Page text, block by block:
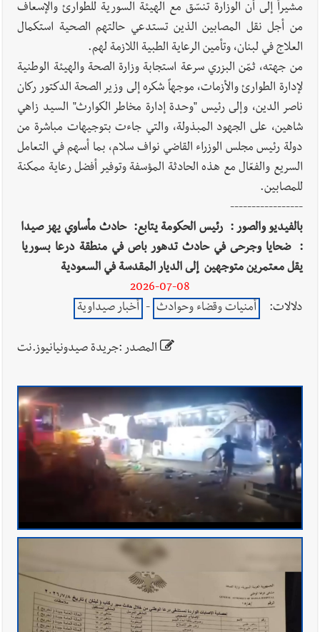
مشيراً إلى أن الوزارة تنسّق مع الهيئة السورية للطوارئ والإسعاف
من أجل نقل المصابين الذين تستدعي حالتهم الصحية استكمال
العلاج في لبنان، وتأمين الرعاية الطبية اللازمة لهم.
من جهته، ثمّن البزري سرعة استجابة وزارة الصحة والهيئة الوطنية
لإدارة الطوارئ والأزمات، موجهاً شكره إلى وزير الصحة الدكتور ركان
ناصر الدين، وإلى رئيس "وحدة إدارة مخاطر الكوارث" السيد زاهي
شاهين، على الجهود المبذولة، والتي جاءت بتوجيهات مباشرة من
دولة رئيس مجلس الوزراء القاضي نواف سلام، بما أسهم في التعامل
السريع والفعّال مع هذه الحادثة المؤسفة وتوفير أفضل رعاية ممكنة
للمصابين.
-----------------
بالفيديو والصور : رئيس الحكومة يتابع: حادث مأساوي يهز صيدا
: ضحايا وجرحى في حادث تدهور باص في منطقة درعا بسوريا
يقل معتمرين متوجهين إلى الديار المقدسة في السعودية
2026-07-08
دلالات:
أمنيات وقضاء وحوادث - أخبار صيداوية
المصدر :جريدة صيدونيانيوز.نت